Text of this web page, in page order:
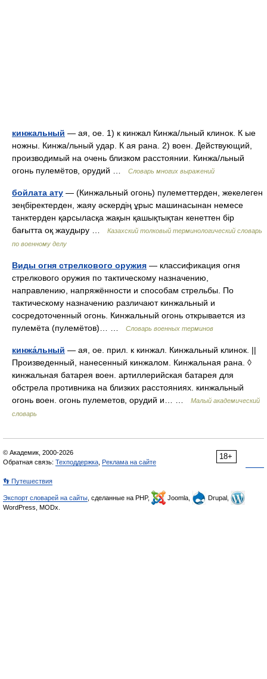
кинжальный — ая, ое. 1) к кинжал Кинжа/льный клинок. К ые
ножны. Кинжа/льный удар. К ая рана. 2) воен. Действующий,
производимый на очень близком расстоянии. Кинжа/льный
огонь пулемётов, орудий …
Словарь многих выражений
бойлата ату — (Кинжальный огонь) пулеметтерден, жекелеген
зеңбіректерден, жаяу әскердің ұрыс машинасынан немесе
танктерден қарсыласқа жақын қашықтықтан кенеттен бір
бағытта оқ жаудыру …
Казахский толковый терминологический словарь
по военному делу
Виды огня стрелкового оружия — классификация огня
стрелкового оружия по тактическому назначению,
направлению, напряжённости и способам стрельбы. По
тактическому назначению различают кинжальный и
сосредоточенный огонь. Кинжальный огонь открывается из
пулемёта (пулемётов)… …
Словарь военных терминов
кинжа́льный — ая, ое. прил. к кинжал. Кинжальный клинок. ||
Произведенный, нанесенный кинжалом. Кинжальная рана. ◊
кинжальная батарея воен. артиллерийская батарея для
обстрела противника на близких расстояниях. кинжальный
огонь воен. огонь пулеметов, орудий и… …
Малый академический
словарь
18+
© Академик, 2000-2026
Обратная связь: Техподдержка Реклама на сайте
👣 Путешествия
Экспорт словарей на сайты , сделанные на PHP, Joomla,
Drupal,
WordPress, MODx.